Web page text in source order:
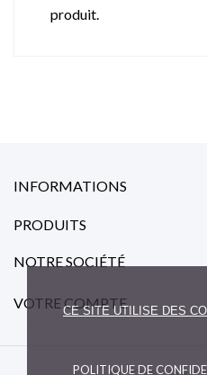
CE SITE UTILISE DES
POLITIQUE DE
produit.
INFORMATIONS
PRODUITS
NOTRE SOCIÉTÉ
VOTRE COMPTE